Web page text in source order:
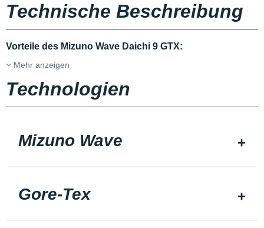
Technische Beschreibung
Vorteile des Mizuno Wave Daichi 9 GTX:
Mehr anzeigen
Technologien
Mizuno Wave
Gore-Tex